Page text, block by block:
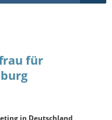
für
in Deutschland